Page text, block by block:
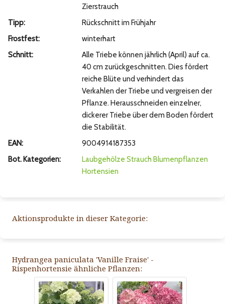
Zierstrauch
Tipp:
Rückschnitt im Frühjahr
Frostfest:
winterhart
Schnitt:
Alle Triebe können jährlich (April) auf ca.
40 cm zurückgeschnitten. Dies fördert
reiche Blüte und verhindert das
Verkahlen der Triebe und vergreisen der
Pflanze. Herausschneiden einzelner,
dickerer Triebe über dem Boden fördert
die Stabilität.
EAN:
9004914187353
Bot. Kategorien:
Laubgehölze Strauch Blumenpflanzen
Hortensien
Aktionsprodukte in dieser Kategorie:
Hydrangea paniculata 'Vanille Fraise' -
Rispenhortensie ähnliche Pflanzen: